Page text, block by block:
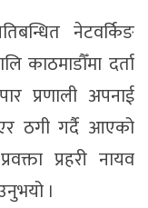
नेटवर्किङ
काठमाडौँमा दर्ता
प्रणाली अपनाई
ठगी गर्दै आएको
प्रहरी नायव
।